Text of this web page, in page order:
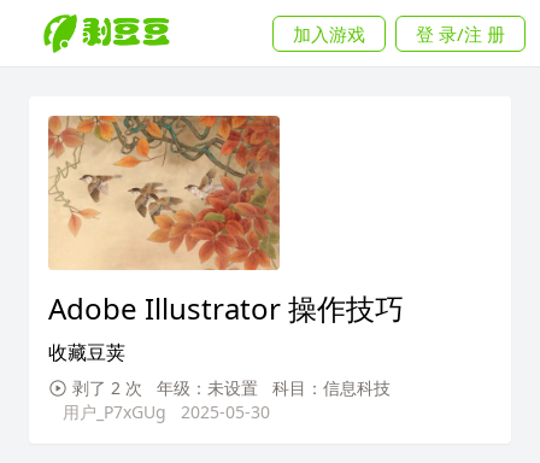
加入游戏 登 录/注 册
Adobe Illustrator 操作技巧
收藏豆荚
剥了 2 次 年级：未设置
科目：信息科技
用户_P7xGUg
2025-05-30